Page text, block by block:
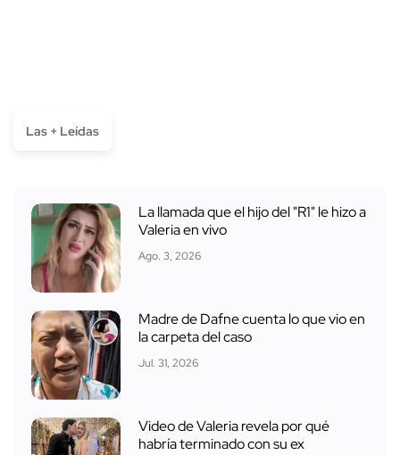
Las + Leídas
La llamada que el hijo del "R1" le hizo a
Valeria en vivo
Ago. 3, 2026
Madre de Dafne cuenta lo que vio en
la carpeta del caso
Jul. 31, 2026
Video de Valeria revela por qué
habría terminado con su ex